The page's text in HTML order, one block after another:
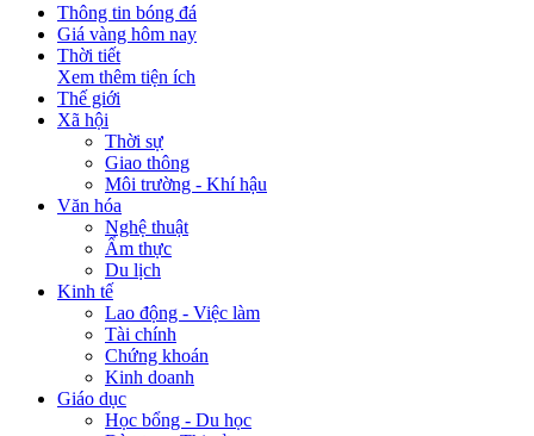
Thông tin bóng đá
Giá vàng hôm nay
Thời tiết
Xem thêm tiện ích
Thế giới
Xã hội
Thời sự
Giao thông
Môi trường - Khí hậu
Văn hóa
Nghệ thuật
Ẩm thực
Du lịch
Kinh tế
Lao động - Việc làm
Tài chính
Chứng khoán
Kinh doanh
Giáo dục
Học bổng - Du học